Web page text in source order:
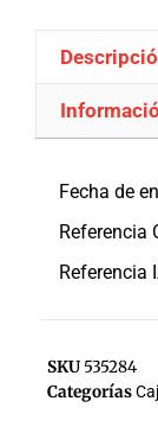
Fecha de
Referencia
Referencia
SKU 535284
Categorías